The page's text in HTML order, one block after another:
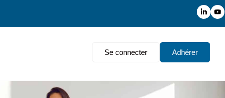
Se connecter Adhérer